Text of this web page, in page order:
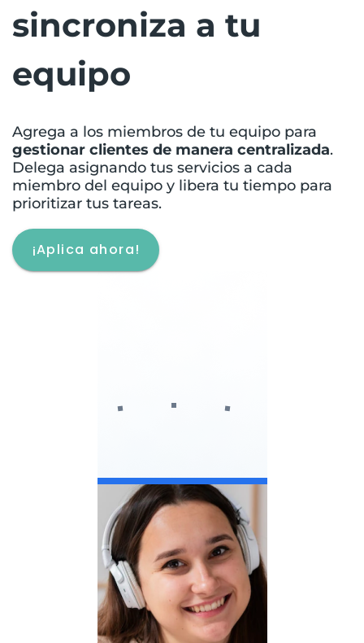
sincroniza a tu
equipo
Agrega a los miembros de tu equipo para
gestionar clientes de manera centralizada.
Delega asignando tus servicios a cada
miembro del equipo y libera tu tiempo para
prioritizar tus tareas.
¡Aplica ahora!